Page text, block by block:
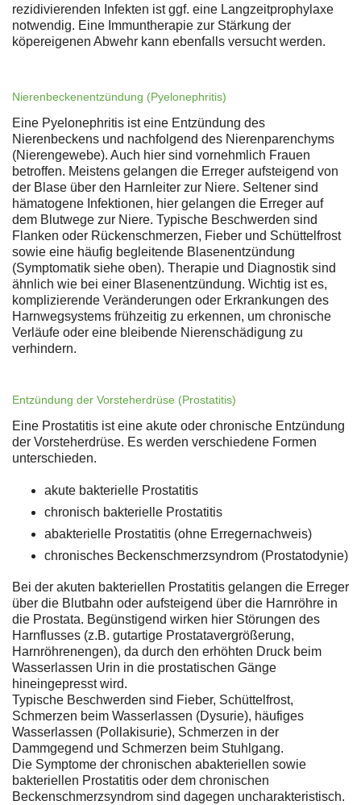
rezidivierenden Infekten ist ggf. eine Langzeitprophylaxe
notwendig. Eine Immuntherapie zur Stärkung der
köpereigenen Abwehr kann ebenfalls versucht werden.
Nierenbeckenentzündung (Pyelonephritis)
Eine Pyelonephritis ist eine Entzündung des
Nierenbeckens und nachfolgend des Nierenparenchyms
(Nierengewebe). Auch hier sind vornehmlich Frauen
betroffen. Meistens gelangen die Erreger aufsteigend von
der Blase über den Harnleiter zur Niere. Seltener sind
hämatogene Infektionen, hier gelangen die Erreger auf
dem Blutwege zur Niere. Typische Beschwerden sind
Flanken oder Rückenschmerzen, Fieber und Schüttelfrost
sowie eine häufig begleitende Blasenentzündung
(Symptomatik siehe oben). Therapie und Diagnostik sind
ähnlich wie bei einer Blasenentzündung. Wichtig ist es,
komplizierende Veränderungen oder Erkrankungen des
Harnwegsystems frühzeitig zu erkennen, um chronische
Verläufe oder eine bleibende Nierenschädigung zu
verhindern.
Entzündung der Vorsteherdrüse (Prostatitis)
Eine Prostatitis ist eine akute oder chronische Entzündung
der Vorsteherdrüse. Es werden verschiedene Formen
unterschieden.
akute bakterielle Prostatitis
chronisch bakterielle Prostatitis
abakterielle Prostatitis (ohne Erregernachweis)
chronisches Beckenschmerzsyndrom (Prostatodynie)
Bei der akuten bakteriellen Prostatitis gelangen die Erreger
über die Blutbahn oder aufsteigend über die Harnröhre in
die Prostata. Begünstigend wirken hier Störungen des
Harnflusses (z.B. gutartige Prostatavergrößerung,
Harnröhrenengen), da durch den erhöhten Druck beim
Wasserlassen Urin in die prostatischen Gänge
hineingepresst wird.
Typische Beschwerden sind Fieber, Schüttelfrost,
Schmerzen beim Wasserlassen (Dysurie), häufiges
Wasserlassen (Pollakisurie), Schmerzen in der
Dammgegend und Schmerzen beim Stuhlgang.
Die Symptome der chronischen abakteriellen sowie
bakteriellen Prostatitis oder dem chronischen
Beckenschmerzsyndrom sind dagegen uncharakteristisch.